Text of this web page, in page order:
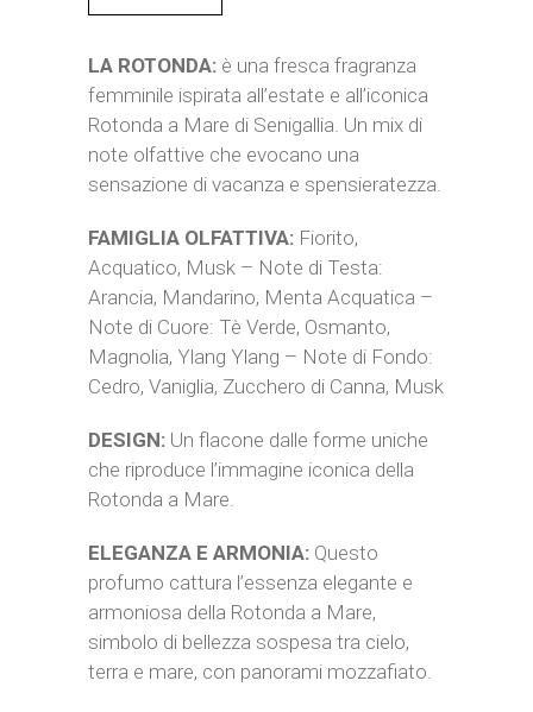
LA ROTONDA: è una fresca fragranza
femminile ispirata all’estate e all’iconica
Rotonda a Mare di Senigallia. Un mix di
note olfattive che evocano una
sensazione di vacanza e spensieratezza.
FAMIGLIA OLFATTIVA: Fiorito,
Acquatico, Musk – Note di Testa:
Arancia, Mandarino, Menta Acquatica –
Note di Cuore: Tè Verde, Osmanto,
Magnolia, Ylang Ylang – Note di Fondo:
Cedro, Vaniglia, Zucchero di Canna, Musk
DESIGN: Un flacone dalle forme uniche
che riproduce l’immagine iconica della
Rotonda a Mare.
ELEGANZA E ARMONIA: Questo
profumo cattura l’essenza elegante e
armoniosa della Rotonda a Mare,
simbolo di bellezza sospesa tra cielo,
terra e mare, con panorami mozzafiato.